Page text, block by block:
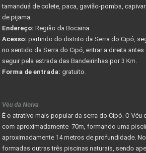
tamanduá de colete, paca, gavião-pomba,
de pijama.
Endereço: Região da Bocaina
Acesso: partindo do distrito da Serra do Cipó,
no sentido da Serra do Cipó, entrar a direita
seguir pela estrada das Bandeirinhas por 3 Km.
Forma de entrada: gratuito.
Véu da Noiva
É o atrativo mais popular da serra do Cipó. O Véu
com aproximadamente 70m, formando uma
aproximadamente 14 metros de profundidade.
formadas outras três piscinas naturais, sendo